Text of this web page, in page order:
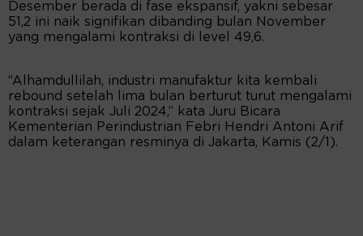
Desember berada di fase ekspansif, yakni sebesar
51,2 ini naik signifikan dibanding bulan November
yang mengalami kontraksi di level 49,6.
“Alhamdullilah, industri manufaktur kita kembali
rebound setelah lima bulan berturut turut mengalami
kontraksi sejak Juli 2024,” kata Juru Bicara
Kementerian Perindustrian Febri Hendri Antoni Arif
dalam keterangan resminya di Jakarta, Kamis (2/1).